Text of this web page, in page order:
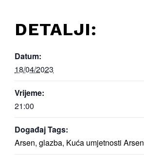
DETALJI:
Datum:
18/04/2023
Vrijeme:
21:00
Događaj Tags:
Arsen, glazba, Kuća umjetnosti Arsen